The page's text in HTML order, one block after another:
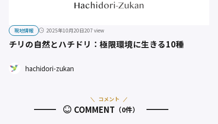
現地情報 2025年10月20日207 view
チリの自然とハチドリ：極限環境に生きる10種
hachidori-zukan
COMMENT （0件）
コメント